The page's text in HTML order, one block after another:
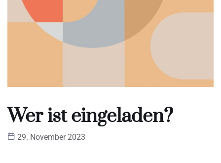
Wer ist eingeladen?
29. November 2023